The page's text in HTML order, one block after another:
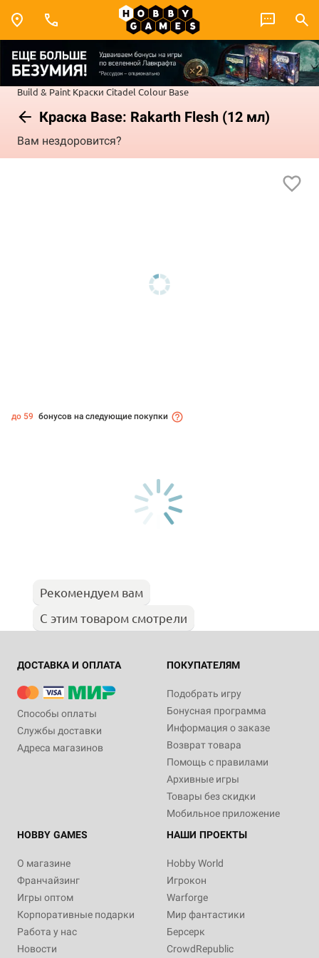
Build & Paint Краски Citadel Colour Base
Краска Base: Rakarth Flesh (12 мл)
Вам нездоровится?
до 59 бонусов на следующие покупки
Рекомендуем вам
С этим товаром смотрели
ДОСТАВКА И ОПЛАТА
Способы оплаты
Службы доставки
Адреса магазинов
ПОКУПАТЕЛЯМ
Подобрать игру
Бонусная программа
Информация о заказе
Возврат товара
Помощь с правилами
Архивные игры
Товары без скидки
Мобильное приложение
HOBBY GAMES
О магазине
Франчайзинг
Игры оптом
Корпоративные подарки
Работа у нас
Новости
НАШИ ПРОЕКТЫ
Hobby World
Игрокон
Warforge
Мир фантастики
Берсерк
CrowdRepublic